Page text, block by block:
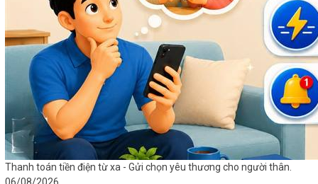
Thanh toán tiền điện từ xa - Gửi chọn yêu thương cho người thân.